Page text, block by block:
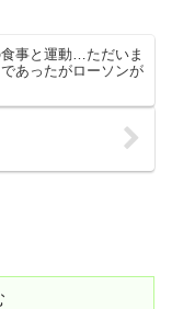
事と運動…ただいま
あったがローソンが